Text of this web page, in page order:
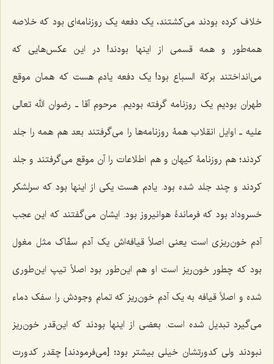
خلاف کرده بودند می‌کشتند، یک‌ دفعه یک روزنامه‌ای بود که خلاصه
همه‌طور و همه‌ قسمی از اینها بودند! در این عکس‌هایی که
می‌انداختند برکة السباع بود! یک دفعه یادم هست که همان موقع
طهران بودیم یک روزنامه گرفته بودیم. مرحوم آقا ـ رضوان الله تعالی
علیه ـ اوایل انقلاب همۀ روزنامه‌ها را می‌گرفتند بعد هم همه را جلد
کردند؛ هم روزنامۀ کیهان و هم اطلاعات را آن موقع می‌گرفتند و جلد
کردند و چند جلد شده بود. یادم هست یکی از اینها بود که سرلشکر
خسروداد بود که فرماندۀ هوانیروز بود. ایشان می‌گفتند که این عجب
آدم خون‌ریزی است یعنی اصلاً قیافه‌اش یک آدم سفّاک مثل مغول
بود که چطور خون‌ریز است او هم این‌طور بود اصلاً تیپ این‌طوری
شده و اصلاً قیافه به یک آدم خون‌ریز که تمام وجودش را سفک دماء
می‌گیرد تبدیل شده است. بعضی از اینها بودند که این‌قدر خون‌ریز
نبودند ولی کدورتشان خیلی بیشتر بود؛ [می‌فرمودند] چقدر کدورت